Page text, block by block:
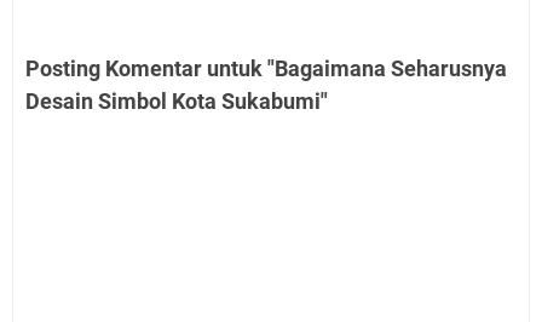
Posting Komentar untuk "Bagaimana Seharusnya
Desain Simbol Kota Sukabumi"